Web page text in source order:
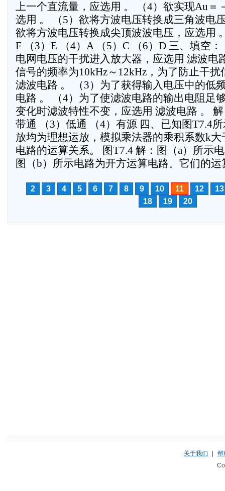
上一个直流量，应选用 。 （4）欲实现Au＝
选用 。 （5）欲将方波电压转换成三角波电
欲将方波电压转换成尖顶波波电压，应选用
F （3）E （4）A （5）C （6）D 三、填空
电网电压的干扰进入放大器，应选用 滤波电
信号的频率为10kHz～12kHz，为了防止干
滤波电路 。 （3）为了获得输入电压中的低
电路 。 （4）为了使滤波电路的输出电阻足
变化时滤波特性不变，应选用 滤波电路 。
带通 （3）低通 （4）有源 四、已知图T7.4
放均为理想运放，模拟乘法器的乘积系数k
电路的运算关系。 图T7.4 解：图（a）所示
图（b）所示电路为开方运算电路。它们的运
2 3 4 5 6 7 8 9 10 11 12
13
18
19 20
关于我们
帮